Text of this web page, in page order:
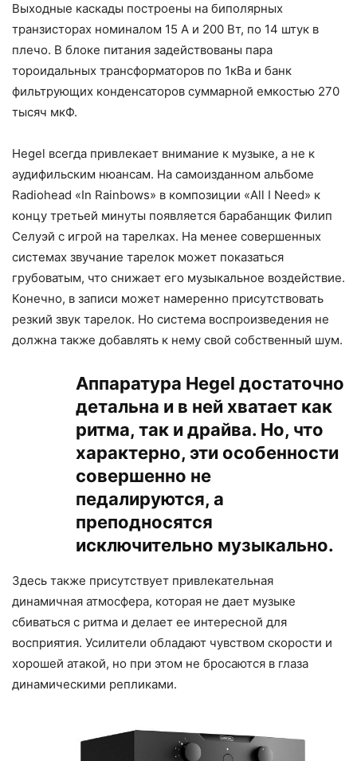
Выходные каскады построены на биполярных
транзисторах номиналом 15 А и 200 Вт, по 14 штук в
плечо. В блоке питания задействованы пара
тороидальных трансформаторов по 1кВа и банк
фильтрующих конденсаторов суммарной емкостью 270
тысяч мкФ.
Hegel всегда привлекает внимание к музыке, а не к
аудифильским нюансам. На самоизданном альбоме
Radiohead «In Rainbows» в композиции «All I Need» к
концу третьей минуты появляется барабанщик Филип
Селуэй с игрой на тарелках. На менее совершенных
системах звучание тарелок может показаться
грубоватым, что снижает его музыкальное воздействие.
Конечно, в записи может намеренно присутствовать
резкий звук тарелок. Но система воспроизведения не
должна также добавлять к нему свой собственный шум.
Аппаратура Hegel достаточно
детальна и в ней хватает как
ритма, так и драйва. Но, что
характерно, эти особенности
совершенно не
педалируются, а
преподносятся
исключительно музыкально.
Здесь также присутствует привлекательная
динамичная атмосфера, которая не дает музыке
сбиваться с ритма и делает ее интересной для
восприятия. Усилители обладают чувством скорости и
хорошей атакой, но при этом не бросаются в глаза
динамическими репликами.